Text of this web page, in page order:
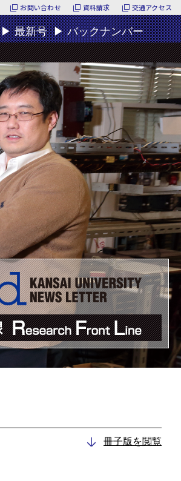
お問い合わせ 資料請求 交通アクセス
▶最新号 ▶バックナンバー
冊子版を閲覧